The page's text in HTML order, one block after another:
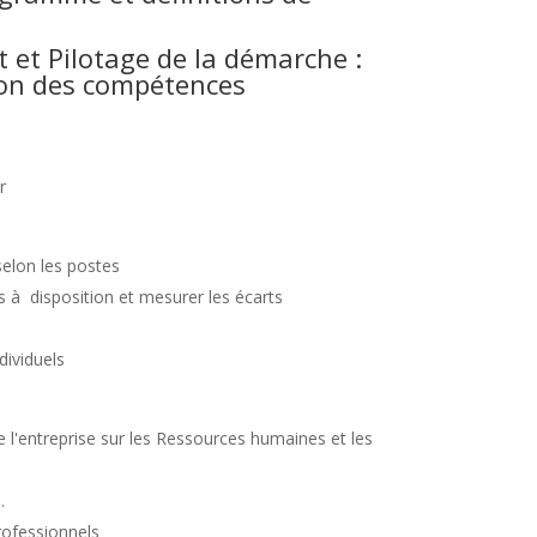
et Pilotage de la démarche :
des compétences
les postes
à disposition et mesurer les écarts
sur les Ressources humaines et les